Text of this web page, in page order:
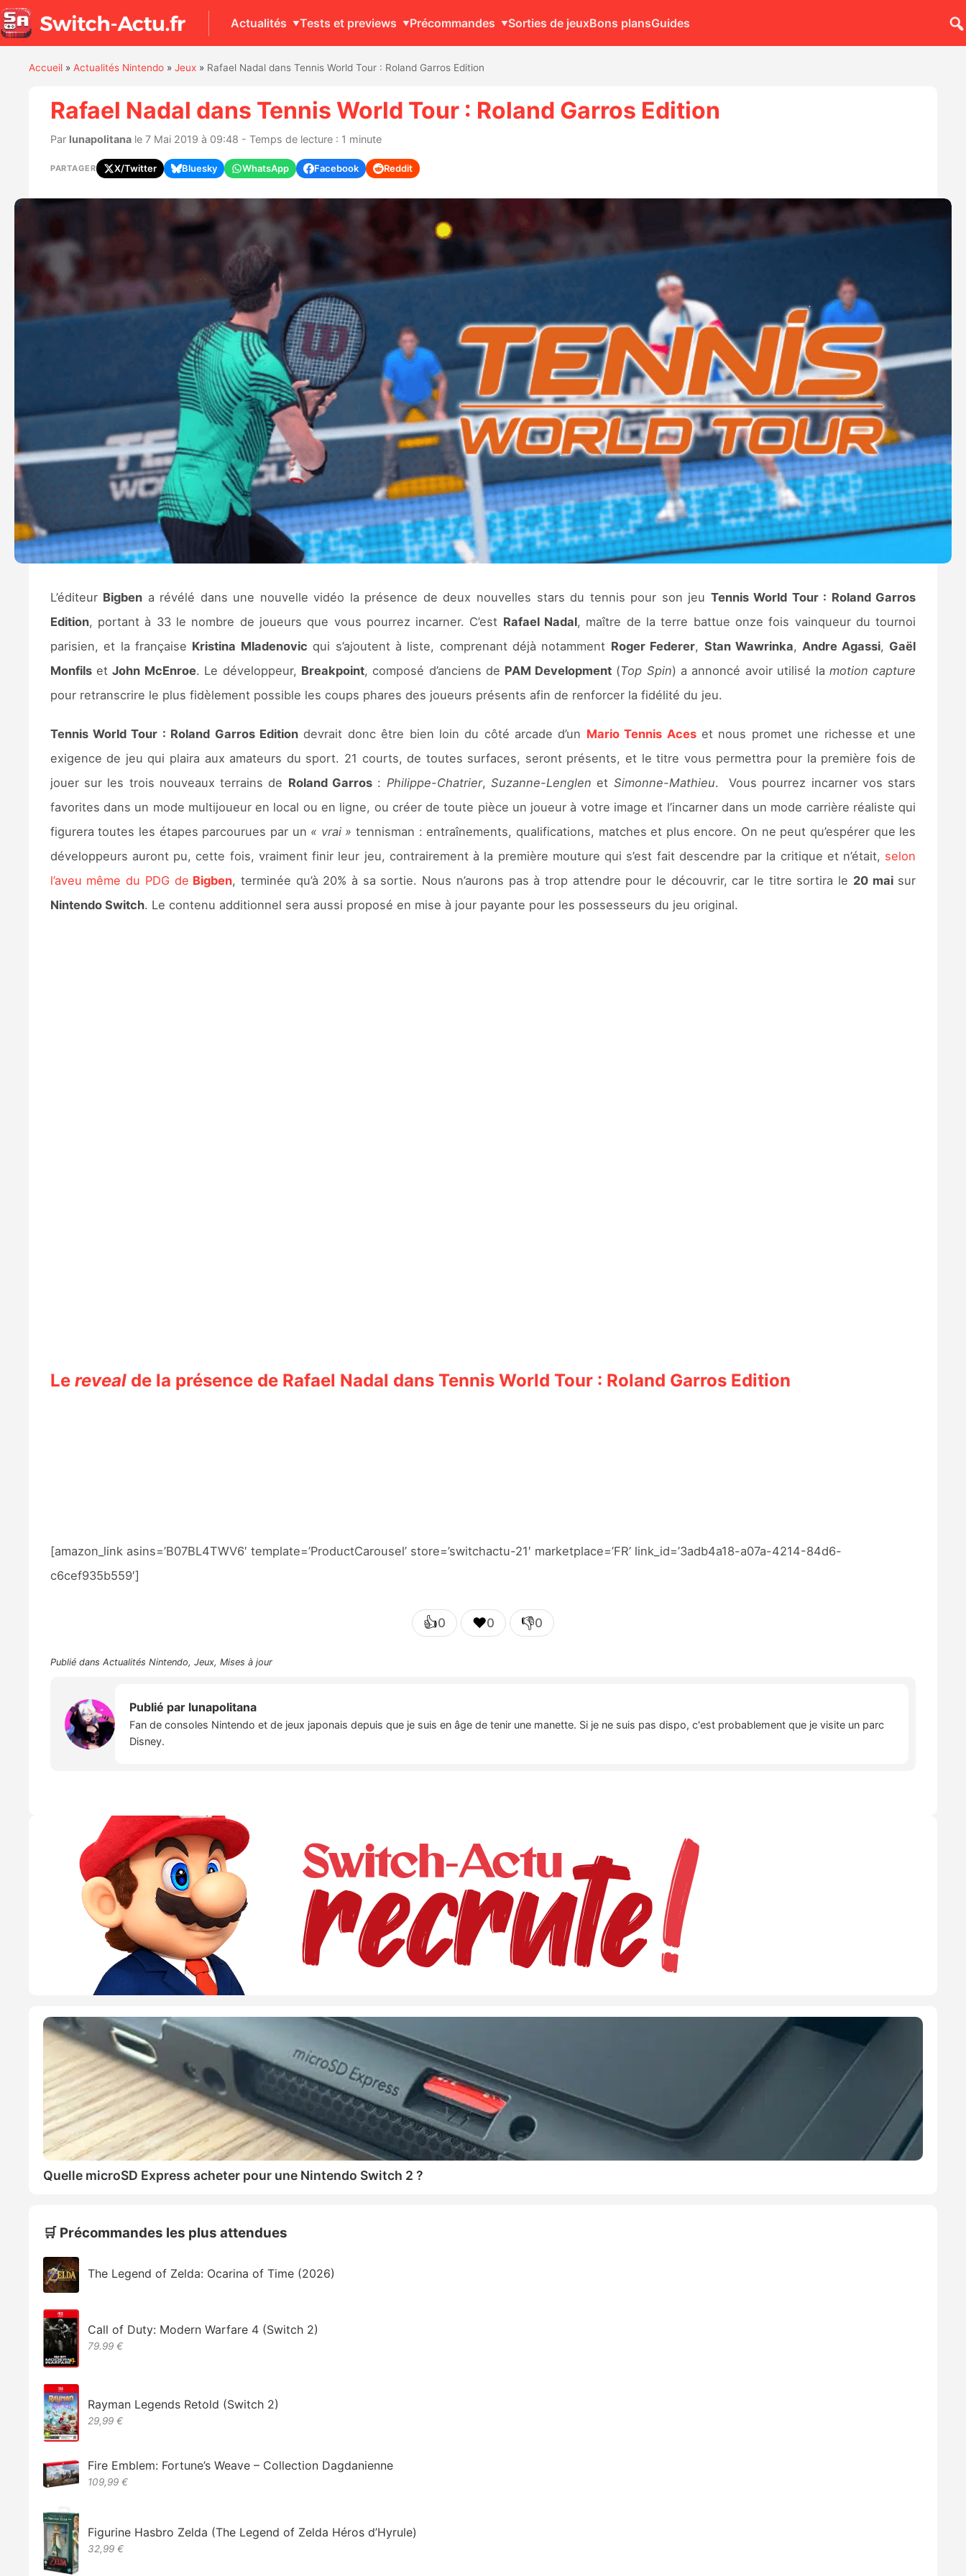
Actualités Tests et previews Précommandes Sorties de jeuxBons plansGuides
Accueil» Actualités Nintendo» Jeux» Rafael Nadal dans Tennis World Tour : Roland Garros Edition
Rafael Nadal dans Tennis World Tour : Roland Garros Edition
Par lunapolitanale 7 Mai 2019 à 09:48 - Temps de lecture : 1 minute
PARTAGER X/Twitter Bluesky WhatsApp Facebook Reddit
L’éditeur Bigben a révélé dans une nouvelle vidéo la présence de deux nouvelles stars du tennis pour son jeu Tennis World Tour : Roland Garros
Edition, portant à 33 le nombre de joueurs que vous pourrez incarner. C’est Rafael Nadal, maître de la terre battue onze fois vainqueur du tournoi
parisien, et la française Kristina Mladenovic qui s’ajoutent à liste, comprenant déjà notamment Roger Federer, Stan Wawrinka, Andre Agassi, Gaël
MonfilsetJohn McEnroe. Le développeur, Breakpoint, composé d’anciens de PAM Development(Top Spin) a annoncé avoir utilisé la motion capture
pour retranscrire le plus fidèlement possible les coups phares des joueurs présents afin de renforcer la fidélité du jeu.
Tennis World Tour : Roland Garros Edition devrait donc être bien loin du côté arcade d’un Mario Tennis Aceset nous promet une richesse et une
exigence de jeu qui plaira aux amateurs du sport. 21 courts, de toutes surfaces, seront présents, et le titre vous permettra pour la première fois de
jouer sur les trois nouveaux terrains de Roland Garros : Philippe­-Chatrier, Suzanne­-Lenglen et Simonne­-Mathieu. Vous pourrez incarner vos stars
favorites dans un mode multijoueur en local ou en ligne, ou créer de toute pièce un joueur à votre image et l’incarner dans un mode carrière réaliste qui
figurera toutes les étapes parcourues par un « vrai » tennisman : entraînements, qualifications, matches et plus encore. On ne peut qu’espérer que les
développeurs auront pu, cette fois, vraiment finir leur jeu, contrairement à la première mouture qui s’est fait descendre par la critique et n’était, selon
l’aveu même du PDG de Bigben, terminée qu’à 20% à sa sortie. Nous n’aurons pas à trop attendre pour le découvrir, car le titre sortira le 20 maisur
Nintendo Switch. Le contenu additionnel sera aussi proposé en mise à jour payante pour les possesseurs du jeu original.
Le reveal de la présence de Rafael Nadal dans Tennis World Tour : Roland Garros Edition
[amazon_link asins=’B07BL4TWV6′ template=’ProductCarousel’ store=’switchactu-21′ marketplace=’FR’ link_id=’3adb4a18-a07a-4214-84d6-
c6cef935b559′]
👍0 ❤️0 👎0
Publié dans Actualités Nintendo, Jeux, Mises à jour
Publié par lunapolitana
Fan de consoles Nintendo et de jeux japonais depuis que je suis en âge de tenir une manette. Si je ne suis pas dispo, c'est probablement que je visite un parc
Disney.
Quelle microSD Express acheter pour une Nintendo Switch 2 ?
🛒 Précommandes les plus attendues
The Legend of Zelda: Ocarina of Time (2026)
Call of Duty: Modern Warfare 4 (Switch 2)
79.99 €
Rayman Legends Retold (Switch 2)
29,99 €
Fire Emblem: Fortune’s Weave – Collection Dagdanienne
109,99 €
Figurine Hasbro Zelda (The Legend of Zelda Héros d’Hyrule)
32,99 €